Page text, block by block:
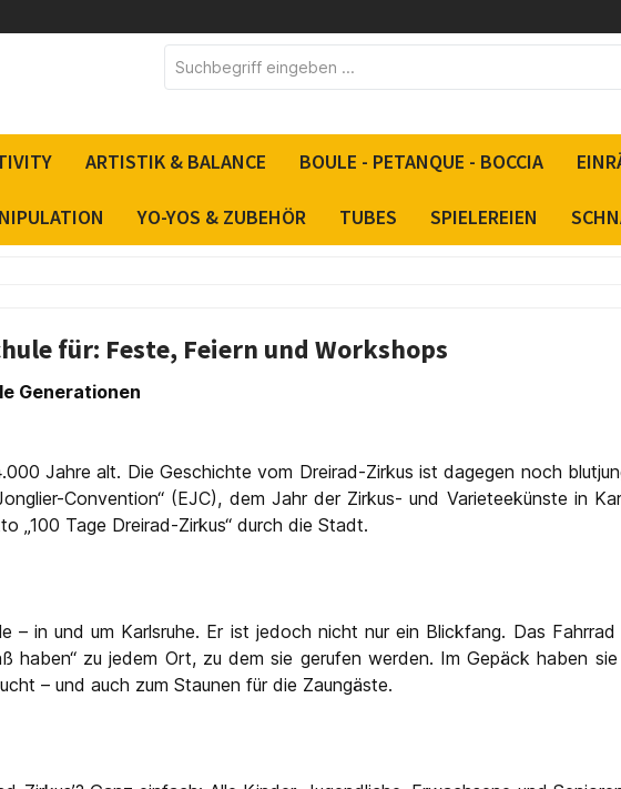
ARTISTIK & BALANCE BOULE - PETANQUE - BOCCIA
YO-YOS & ZUBEHÖR TUBES SPIELEREIEN
für: Feste, Feiern und Workshops
Generationen
Jahre alt. Die Geschichte vom Dreirad-Zirkus ist dagegen noch
Convention“ (EJC), dem Jahr der Zirkus- und Varieteekünste in
„100 Tage Dreirad-Zirkus“ durch die Stadt.
– in und um Karlsruhe. Er ist jedoch nicht nur ein Blickfang. Das
haben“ zu jedem Ort, zu dem sie gerufen werden. Im Gepäck haben
– und auch zum Staunen für die Zaungäste.